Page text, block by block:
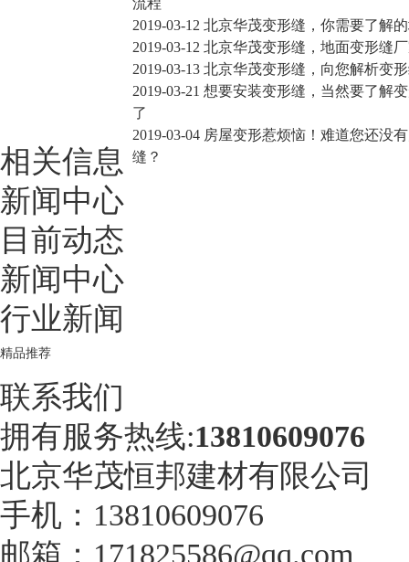
相关信息
流程
2019-03-12 北京华茂变形缝，你需要了解
2019-03-12 北京华茂变形缝，地面变形缝
2019-03-13 北京华茂变形缝，向您解析变
2019-03-21 想要安装变形缝，当然要了解
了
2019-03-04 房屋变形惹烦恼！难道您还没
缝？
新闻中心
目前动态
新闻中心
行业新闻
精品推荐
联系我们
拥有服务热线:13810609076
北京华茂恒邦建材有限公司
手机：13810609076
邮箱：171825586@qq.com